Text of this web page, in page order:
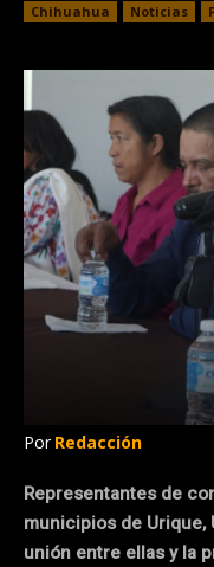
Chihuahua Noticias
Por Redacción
Representantes de
municipios de Urique,
unión entre ellas y la